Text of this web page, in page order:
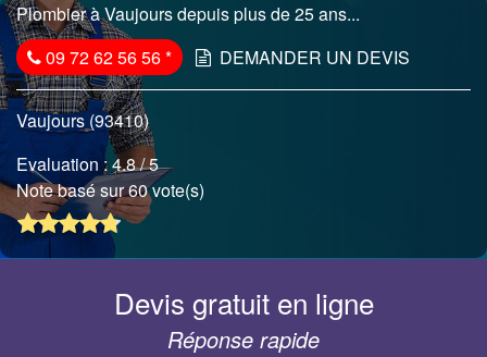
Plombier à Vaujours depuis plus de 25 ans...
09 72 62 56 56* DEMANDER UN DEVIS
Vaujours (93410)
Evaluation :4.8/ 5
Note basé sur 60 vote(s)
Devis gratuit en ligne
Réponse rapide